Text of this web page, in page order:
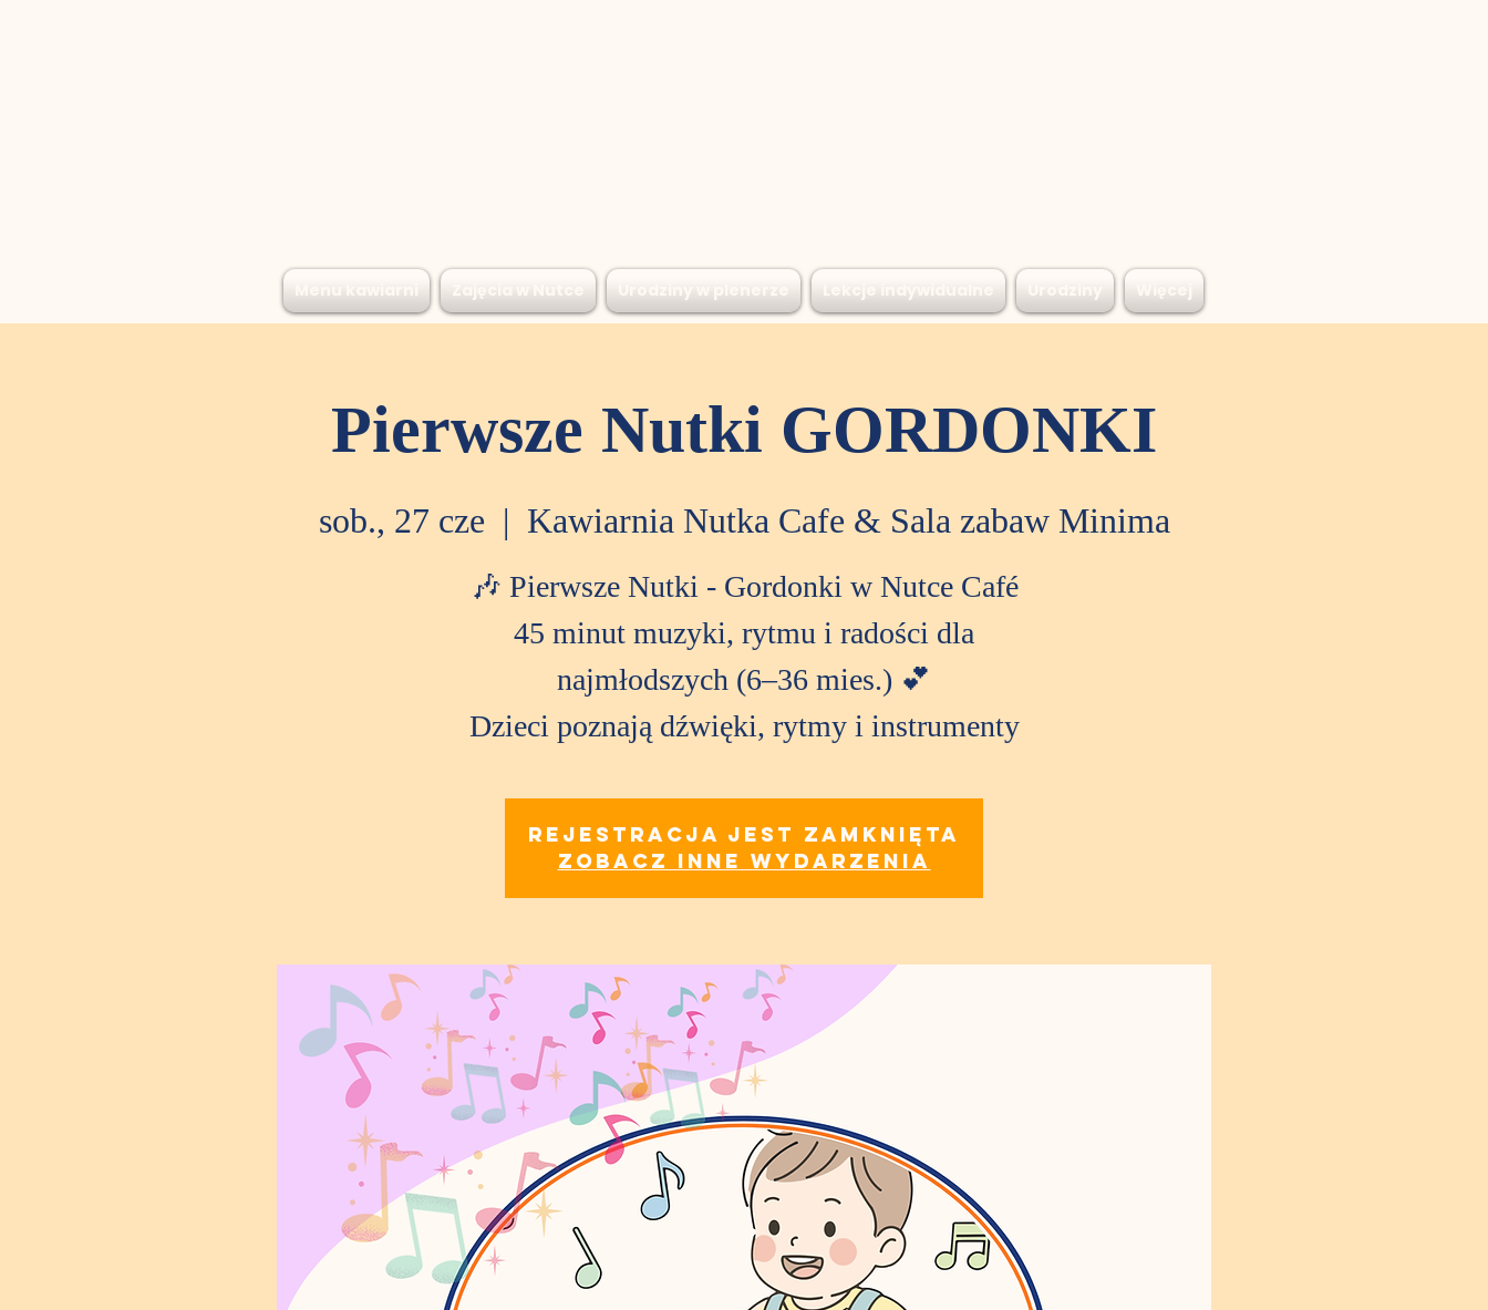
Pierwsze Nutki GORDONKI
sob., 27 cze
  |
Kawiarnia Nutka Cafe & Sala zabaw Minima
🎶 Pierwsze Nutki - Gordonki w Nutce Café
45 minut muzyki, rytmu i radości dla
najmłodszych (6–36 mies.) 💕
Dzieci poznają dźwięki, rytmy i instrumenty
Rejestracja jest zamknięta
Zobacz inne wydarzenia